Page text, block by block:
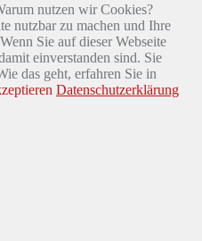
nutzen wir Cookies?
nutzbar zu machen und Ihre
Sie auf dieser Webseite
einverstanden sind. Sie
das geht, erfahren Sie in
Datenschutzerklärung